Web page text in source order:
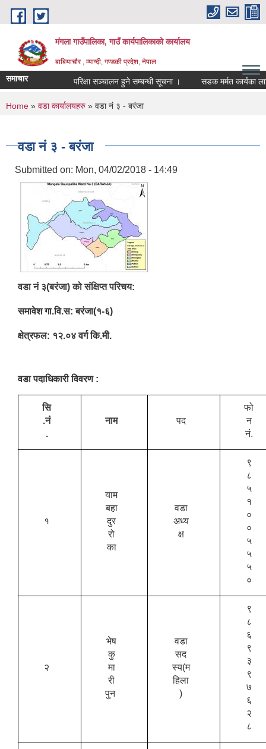
Skip to main content
मंगला गाउँपालिका, गाउँ कार्यपालिकाको कार्यालय
बाबियाचौर , म्याग्दी, गण्डकी प्रदेश, नेपाल
समाचार परिक्षा सञ्चालन हुने सम्बन्धी सूचना । सडक मर्मत कार्यका लागि
You are here
Home » वडा कार्यालयहरु » वडा नं ३ - बरंजा
वडा नं ३ - बरंजा
Submitted on: Mon, 04/02/2018 - 14:49
वडा नं ३(बरंजा) को संक्षिप्त परिचय:
समावेश गा.वि.स: बरंजा(१-६)
क्षेत्रफल: १२.०४ वर्ग कि.मी.
वडा पदाधिकारी विवरण :
सि
.नं
.
नाम पद
फो
न
नं.
१
याम
बहा
दुर
रो
का
वडा
अध्य
क्ष
९
८
५
१
०
०
५
५
५
०
२
भेष
कु
मा
री
पुन
वडा
सद
स्य(म
हिला
)
९
८
६
९
३
९
७
६
२
८